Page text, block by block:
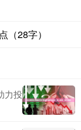
（28字）
力投